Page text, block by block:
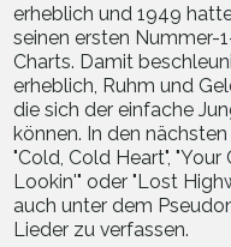
erheblich und 1949
seinen ersten Nummer-
Charts. Damit
erheblich, Ruhm und
die sich der einfache
können. In den
"Cold, Cold Heart",
Lookin'" oder "Lost
auch unter dem
Lieder zu verfassen.